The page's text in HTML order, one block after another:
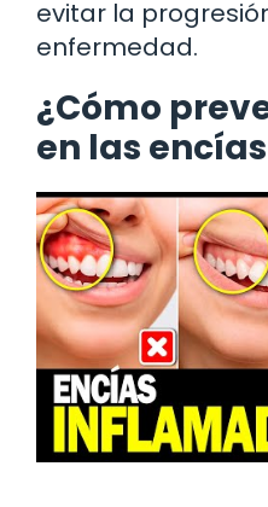
evitar la
enfermedad.
¿Cómo
en las